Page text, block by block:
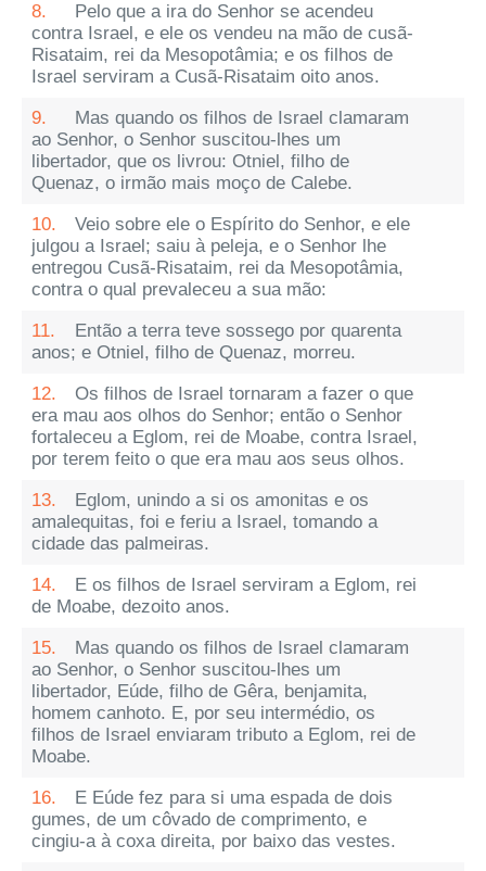
8.
Pelo que a ira do Senhor se acendeu
contra Israel, e ele os vendeu na mão de cusã-
Risataim, rei da Mesopotâmia; e os filhos de
Israel serviram a Cusã-Risataim oito anos.
9.
Mas quando os filhos de Israel clamaram
ao Senhor, o Senhor suscitou-lhes um
libertador, que os livrou: Otniel, filho de
Quenaz, o irmão mais moço de Calebe.
10.
Veio sobre ele o Espírito do Senhor, e ele
julgou a Israel; saiu à peleja, e o Senhor lhe
entregou Cusã-Risataim, rei da Mesopotâmia,
contra o qual prevaleceu a sua mão:
11.
Então a terra teve sossego por quarenta
anos; e Otniel, filho de Quenaz, morreu.
12.
Os filhos de Israel tornaram a fazer o que
era mau aos olhos do Senhor; então o Senhor
fortaleceu a Eglom, rei de Moabe, contra Israel,
por terem feito o que era mau aos seus olhos.
13.
Eglom, unindo a si os amonitas e os
amalequitas, foi e feriu a Israel, tomando a
cidade das palmeiras.
14.
E os filhos de Israel serviram a Eglom, rei
de Moabe, dezoito anos.
15.
Mas quando os filhos de Israel clamaram
ao Senhor, o Senhor suscitou-lhes um
libertador, Eúde, filho de Gêra, benjamita,
homem canhoto. E, por seu intermédio, os
filhos de Israel enviaram tributo a Eglom, rei de
Moabe.
16.
E Eúde fez para si uma espada de dois
gumes, de um côvado de comprimento, e
cingiu-a à coxa direita, por baixo das vestes.